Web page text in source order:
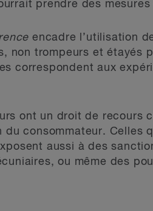
prendre des
encadre l’utilisation
non trompeurs et étayés
correspondent aux
ont un droit de
du consommateur. Celles
aussi à des
ou même des